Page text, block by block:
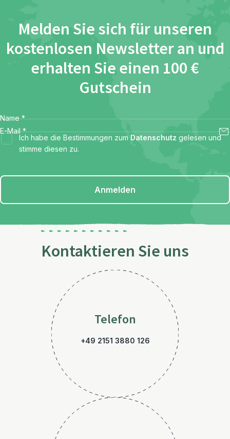
Melden Sie sich für unseren
kostenlosen Newsletter an und
erhalten Sie einen 100 €
Gutschein
Name *
E-Mail *
Ich habe die Bestimmungen zum Datenschutz gelesen und
stimme diesen zu.
Anmelden
Kontaktieren Sie uns
Telefon
+49 2151 3880 126